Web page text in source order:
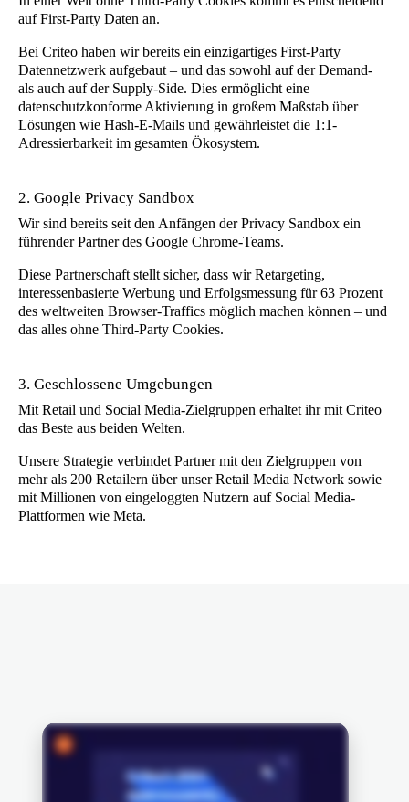
auf First-Party Daten an.
Bei Criteo haben wir bereits ein einzigartiges First-Party
Datennetzwerk aufgebaut – und das sowohl auf der Demand-
als auch auf der Supply-Side. Dies ermöglicht eine
datenschutzkonforme Aktivierung in großem Maßstab über
Lösungen wie Hash-E-Mails und gewährleistet die 1:1-
Adressierbarkeit im gesamten Ökosystem.
2. Google Privacy Sandbox
Wir sind bereits seit den Anfängen der Privacy Sandbox ein
führender Partner des Google Chrome-Teams.
Diese Partnerschaft stellt sicher, dass wir Retargeting,
interessenbasierte Werbung und Erfolgsmessung für 63 Prozent
des weltweiten Browser-Traffics möglich machen können – und
das alles ohne Third-Party Cookies.
3. Geschlossene Umgebungen
Mit Retail und Social Media-Zielgruppen erhaltet ihr mit Criteo
das Beste aus beiden Welten.
Unsere Strategie verbindet Partner mit den Zielgruppen von
mehr als 200 Retailern über unser Retail Media Network sowie
mit Millionen von eingeloggten Nutzern auf Social Media-
Plattformen wie Meta.